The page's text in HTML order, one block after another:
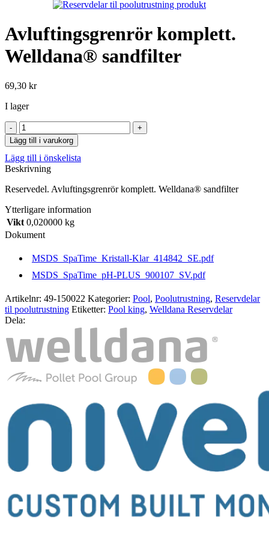
Avluftingsgrenrör komplett.
Welldana® sandfilter
69,30 kr
I lager
Avluftingsgrenrör
komplett.
Welldana®
sandfilter
mängd
Lägg till i varukorg
Lägg till i önskelista
Beskrivning
Reservedel. Avluftingsgrenrör komplett. Welldana® sandfilter
Ytterligare information
Vikt 0,020000 kg
Dokument
MSDS_SpaTime_Kristall-Klar_414842_SE.pdf
MSDS_SpaTime_pH-PLUS_900107_SV.pdf
Artikelnr: 49-150022 Kategorier: Pool, Poolutrustning, Reservdelar
til poolutrustning Etiketter: Pool king, Welldana Reservdelar
Dela: